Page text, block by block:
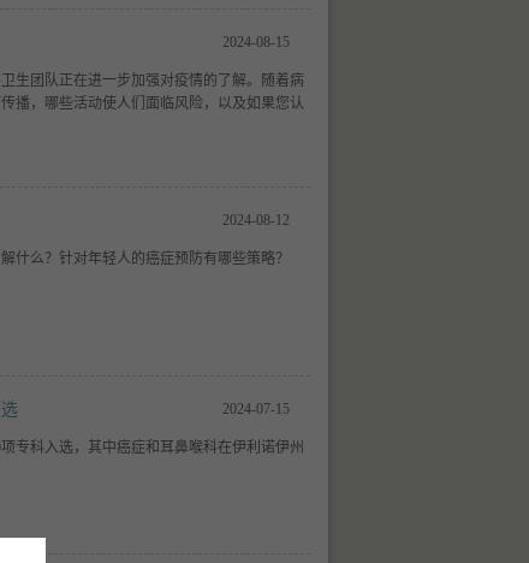
2024-08-15
生团队正在进一步加强对疫情的了解。随着病
播，哪些活动使人们面临风险，以及如果您认
2024-08-12
什么？针对年轻人的癌症预防有哪些策略？
2024-07-15
专科入选，其中癌症和耳鼻喉科在伊利诺伊州